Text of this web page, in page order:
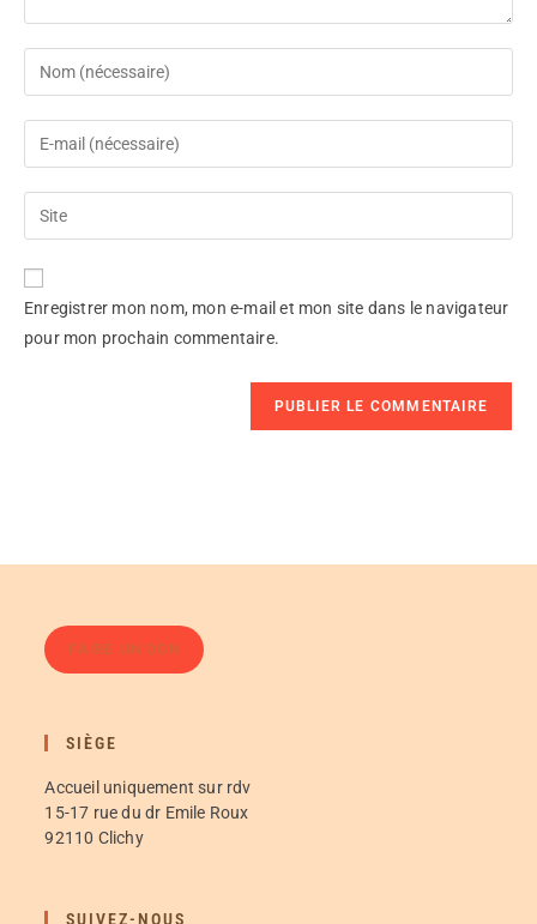
Enregistrer mon nom, mon e-mail et mon site dans le navigateur
pour mon prochain commentaire.
FAIRE UN DON
SIÈGE
Accueil uniquement sur rdv
15-17 rue du dr Emile Roux
92110 Clichy
SUIVEZ-NOUS